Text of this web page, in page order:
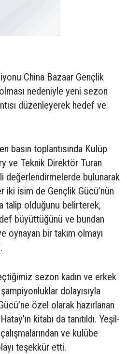
China Bazaar Gençlik
nedeniyle yeni sezon
düzenleyerek hedef ve
basın toplantısında Kulüp
ve Teknik Direktör Turan
değerlendirmelerde bulunarak
iki isim de Gençlik Gücü’nün
talip olduğunu belirterek,
büyüttüğünü ve bundan
oynayan bir takım olmayı
sezon kadın ve erkek
dolayısıyla
özel olarak hazırlanan
kitabı da tanıtıldı. Yeşil-
ve kulübe
teşekkür etti.